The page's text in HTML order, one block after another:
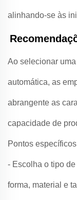
alinhando-se às
Ao selecionar
automática, as
abrangente as
capacidade de
Pontos
- Escolha o tipo
forma, material e